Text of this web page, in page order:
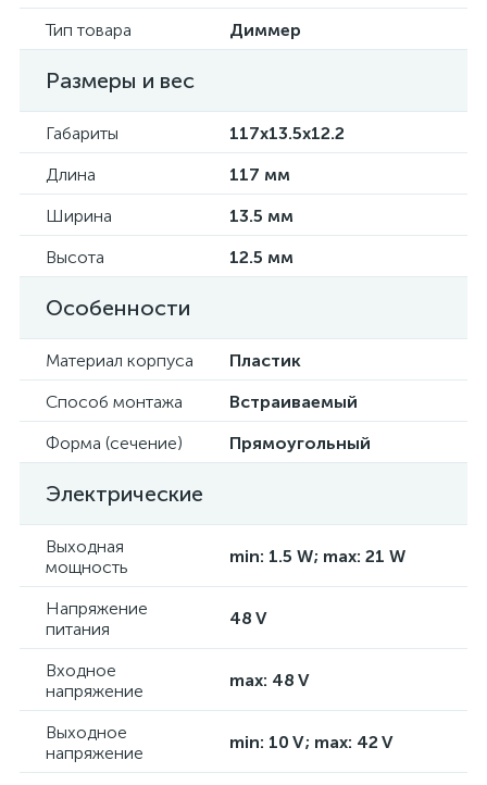
Тип товара
Диммер
Размеры и вес
Габариты
117x13.5x12.2
Длина
117 мм
Ширина
13.5 мм
Высота
12.5 мм
Особенности
Материал корпуса
Пластик
Способ монтажа
Встраиваемый
Форма (сечение)
Прямоугольный
Электрические
Выходная
мощность
min: 1.5 W; max: 21 W
Напряжение
питания
48 V
Входное
напряжение
max: 48 V
Выходное
напряжение
min: 10 V; max: 42 V